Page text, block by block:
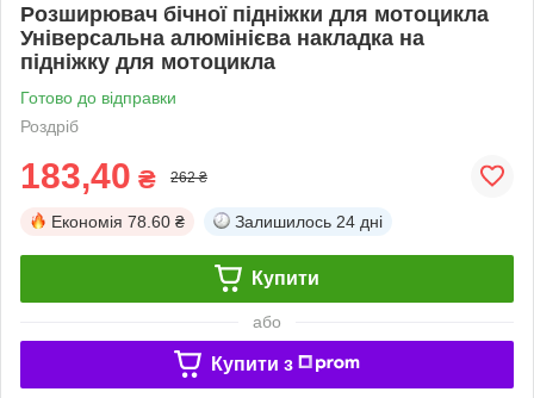
Розширювач бічної підніжки для мотоцикла
Універсальна алюмінієва накладка на
підніжку для мотоцикла
Готово до відправки
Роздріб
183,40 ₴ 262 ₴
Економія 78.60 ₴ Залишилось 24 дні
Купити
або
Купити з